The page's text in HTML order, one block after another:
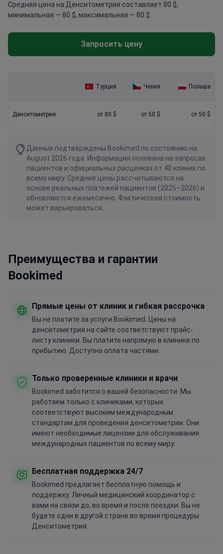
Средняя цена на Денситометрия составляет 80 $,
минимальная — 80 $, максимальная — 80 $.
Запросить цену
Турция Чехия Польша
Денситометрия от 80 $ от 50 $ от 50 $
Данные подтверждены Bookimed по состоянию на
August 2026 года. Информация основана на запросах
пациентов и официальных расценках от 40 клиник по
всему миру. Средние цены рассчитываются на
основе реальных платежей пациентов (2025–2026) и
обновляются ежемесячно. Фактическая стоимость
может варьироваться.
Преимущества и гарантии
Bookimed
Прямые цены от клиник и гибкая рассрочка
Вы не платите за услуги Bookimed. Цены на
денситометрия на сайте соответствуют прайс-
листу клиники. Вы платите напрямую в клинике по
прибытию. Доступна оплата частями.
Только проверенные клиники и врачи
Bookimed заботится о вашей безопасности. Мы
работаем только с клиниками, которые
соответствуют высоким международным
стандартам для проведения денситометрии. Они
имеют необходимые лицензии для обслуживания
международных пациентов по всему миру.
Бесплатная поддержка 24/7
Bookimed предлагает бесплатную помощь и
поддержку. Личный медицинский координатор с
вами на связи до, во время и после поездки. Вы не
будете одни в другой стране во время процедуры
Денситометрия.